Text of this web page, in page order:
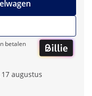
betalen
augustus